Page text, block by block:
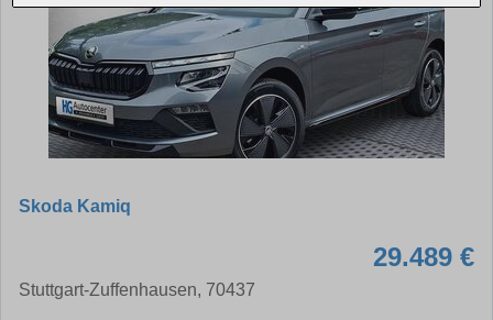
Skoda Kamiq
29.489 €
Stuttgart-Zuffenhausen, 70437